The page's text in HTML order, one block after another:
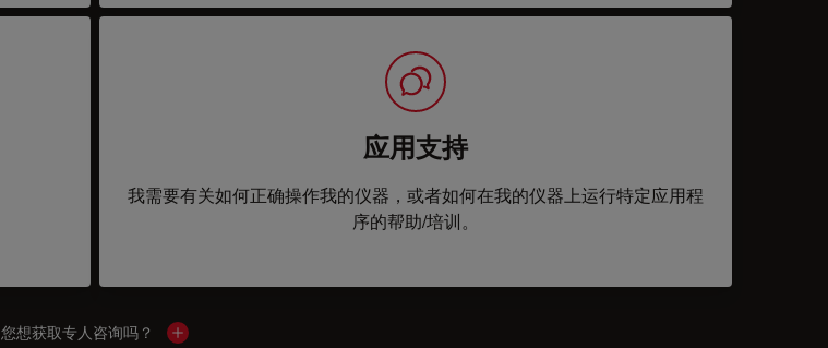
应用支持
我需要有关如何正确操作我的仪器，或者如何在我的仪器上运行特定应用程
序的帮助/培训。
您想获取专人咨询吗？ Show local contacts